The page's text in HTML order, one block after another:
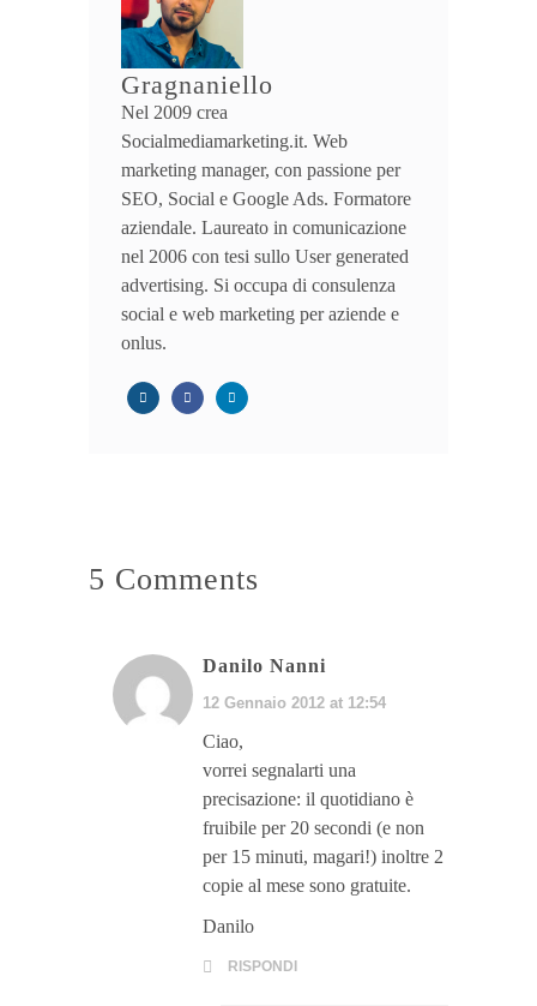
Gragnaniello
Nel 2009 crea
Socialmediamarketing.it. Web
marketing manager, con passione per
SEO, Social e Google Ads. Formatore
aziendale. Laureato in comunicazione
nel 2006 con tesi sullo User generated
advertising. Si occupa di consulenza
social e web marketing per aziende e
onlus.
5 Comments
Danilo Nanni
12 Gennaio 2012 at 12:54
Ciao,
vorrei segnalarti una
precisazione: il quotidiano è
fruibile per 20 secondi (e non
per 15 minuti, magari!) inoltre 2
copie al mese sono gratuite.
Danilo
RISPONDI